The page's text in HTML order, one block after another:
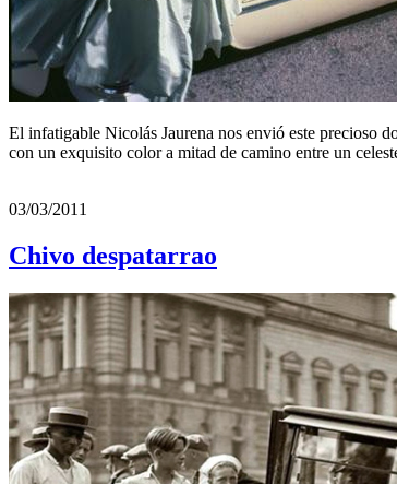
El infatigable Nicolás Jaurena nos envió este precioso
con un exquisito color a mitad de camino entre un
03/03/2011
Chivo despatarrao